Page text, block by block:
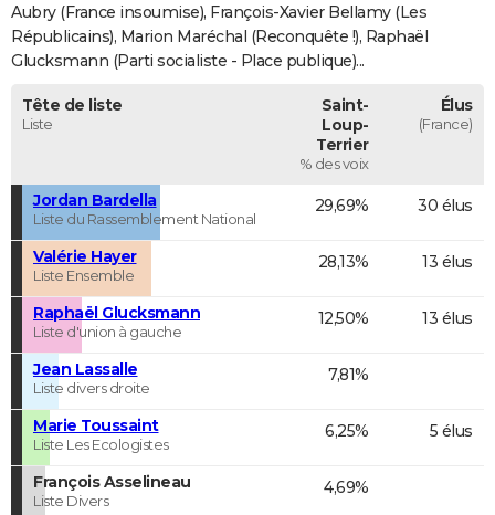
Bricolage
Lifestyle
Culture
Sport
Auto
Television
Voyage
Cinema
Aubry (France insoumise), François-Xavier Bellamy (Les
Républicains), Marion Maréchal (Reconquête !), Raphaël
Glucksmann (Parti socialiste - Place publique)...
Tête de liste
Liste
Saint-
Loup-
Terrier
% des voix
Élus
(France)
Jordan Bardella
Liste du Rassemblement National
29,69% 30 élus
Valérie Hayer
Liste Ensemble
28,13% 13 élus
Raphaël Glucksmann
Liste d'union à gauche
12,50% 13 élus
Jean Lassalle
Liste divers droite
7,81%
Marie Toussaint
Liste Les Ecologistes
6,25% 5 élus
François Asselineau
Liste Divers
4,69%